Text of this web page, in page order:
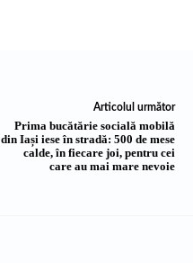
Articolul următor
Prima bucătărie socială mobilă
din Iași iese în stradă: 500 de mese
calde, în fiecare joi, pentru cei
care au mai mare nevoie